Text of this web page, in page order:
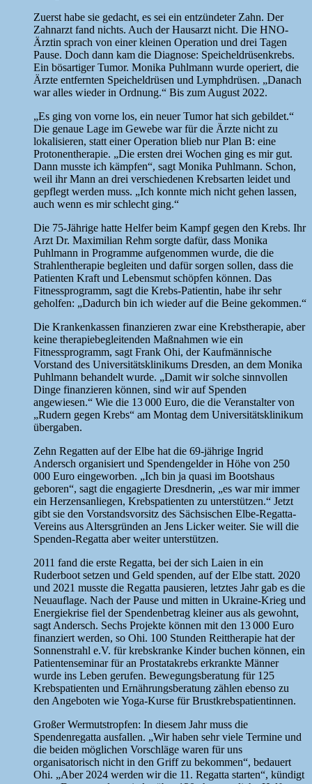
Zuerst habe sie gedacht, es sei ein entzündeter Zahn. Der
Zahnarzt fand nichts. Auch der Hausarzt nicht. Die HNO-
Ärztin sprach von einer kleinen Operation und drei Tagen
Pause. Doch dann kam die Diagnose: Speicheldrüsenkrebs.
Ein bösartiger Tumor. Monika Puhlmann wurde operiert, die
Ärzte entfernten Speicheldrüsen und Lymphdrüsen. „Danach
war alles wieder in Ordnung.“ Bis zum August 2022.
„Es ging von vorne los, ein neuer Tumor hat sich gebildet.“
Die genaue Lage im Gewebe war für die Ärzte nicht zu
lokalisieren, statt einer Operation blieb nur Plan B: eine
Protonentherapie. „Die ersten drei Wochen ging es mir gut.
Dann musste ich kämpfen“, sagt Monika Puhlmann. Schon,
weil ihr Mann an drei verschiedenen Krebsarten leidet und
gepflegt werden muss. „Ich konnte mich nicht gehen lassen,
auch wenn es mir schlecht ging.“
Die 75-Jährige hatte Helfer beim Kampf gegen den Krebs. Ihr
Arzt Dr. Maximilian Rehm sorgte dafür, dass Monika
Puhlmann in Programme aufgenommen wurde, die die
Strahlentherapie begleiten und dafür sorgen sollen, dass die
Patienten Kraft und Lebensmut schöpfen können. Das
Fitnessprogramm, sagt die Krebs-Patientin, habe ihr sehr
geholfen: „Dadurch bin ich wieder auf die Beine gekommen.“
Die Krankenkassen finanzieren zwar eine Krebstherapie, aber
keine therapiebegleitenden Maßnahmen wie ein
Fitnessprogramm, sagt Frank Ohi, der Kaufmännische
Vorstand des Universitätsklinikums Dresden, an dem Monika
Puhlmann behandelt wurde. „Damit wir solche sinnvollen
Dinge finanzieren können, sind wir auf Spenden
angewiesen.“ Wie die 13 000 Euro, die die Veranstalter von
„Rudern gegen Krebs“ am Montag dem Universitätsklinikum
übergaben.
Zehn Regatten auf der Elbe hat die 69-jährige Ingrid
Andersch organisiert und Spendengelder in Höhe von 250
000 Euro eingeworben. „Ich bin ja quasi im Bootshaus
geboren“, sagt die engagierte Dresdnerin, „es war mir immer
ein Herzensanliegen, Krebspatienten zu unterstützen.“ Jetzt
gibt sie den Vorstandsvorsitz des Sächsischen Elbe-Regatta-
Vereins aus Altersgründen an Jens Licker weiter. Sie will die
Spenden-Regatta aber weiter unterstützen.
2011 fand die erste Regatta, bei der sich Laien in ein
Ruderboot setzen und Geld spenden, auf der Elbe statt. 2020
und 2021 musste die Regatta pausieren, letztes Jahr gab es die
Neuauflage. Nach der Pause und mitten in Ukraine-Krieg und
Energiekrise fiel der Spendenbetrag kleiner aus als gewohnt,
sagt Andersch. Sechs Projekte können mit den 13 000 Euro
finanziert werden, so Ohi. 100 Stunden Reittherapie hat der
Sonnenstrahl e.V. für krebskranke Kinder buchen können, ein
Patientenseminar für an Prostatakrebs erkrankte Männer
wurde ins Leben gerufen. Bewegungsberatung für 125
Krebspatienten und Ernährungsberatung zählen ebenso zu
den Angeboten wie Yoga-Kurse für Brustkrebspatientinnen.
Großer Wermutstropfen: In diesem Jahr muss die
Spendenregatta ausfallen. „Wir haben sehr viele Termine und
die beiden möglichen Vorschläge waren für uns
organisatorisch nicht in den Griff zu bekommen“, bedauert
Ohi. „Aber 2024 werden wir die 11. Regatta starten“, kündigt